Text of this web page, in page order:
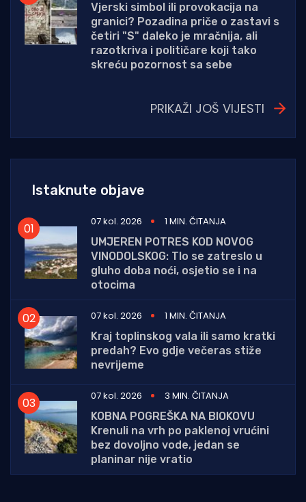
Vjerski simbol ili provokacija na
granici? Pozadina priče o zastavi s
četiri "S" daleko je mračnija, ali
razotkriva i političare koji tako
skreću pozornost sa sebe
PRIKAŽI JOŠ VIJESTI
Istaknute objave
07 kol. 2026
1 MIN. ČITANJA
UMJEREN POTRES KOD NOVOG
VINODOLSKOG: Tlo se zatreslo u
gluho doba noći, osjetio se i na
otocima
07 kol. 2026
1 MIN. ČITANJA
Kraj toplinskog vala ili samo kratki
predah? Evo gdje večeras stiže
nevrijeme
07 kol. 2026
3 MIN. ČITANJA
KOBNA POGREŠKA NA BIOKOVU
Krenuli na vrh po paklenoj vrućini
bez dovoljno vode, jedan se
planinar nije vratio